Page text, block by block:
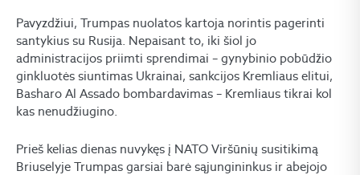
Pavyzdžiui, Trumpas nuolatos kartoja norintis pagerinti
santykius su Rusija. Nepaisant to, iki šiol jo
administracijos priimti sprendimai – gynybinio pobūdžio
ginkluotės siuntimas Ukrainai, sankcijos Kremliaus elitui,
Basharo Al Assado bombardavimas – Kremliaus tikrai kol
kas nenudžiugino.
Prieš kelias dienas nuvykęs į NATO Viršūnių susitikimą
Briuselyje Trumpas garsiai barė sąjungininkus ir abejojo